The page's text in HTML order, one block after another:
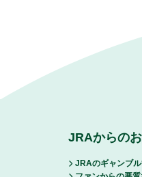
JRAからの
JRAのギャンブ